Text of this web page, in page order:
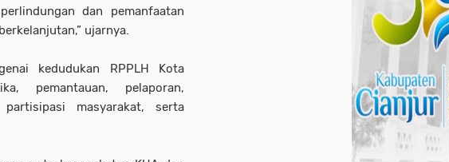
dan pemanfaatan
ujarnya.
kedudukan RPPLH Kota
pemantauan, pelaporan,
partisipasi masyarakat, serta